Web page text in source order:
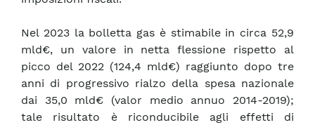
Nel 2023 la bolletta gas è stimabile in circa 52,9
mld€, un valore in netta flessione rispetto al
picco del 2022 (124,4 mld€) raggiunto dopo tre
anni di progressivo rialzo della spesa nazionale
dai 35,0 mld€ (valor medio annuo 2014-2019);
tale risultato è riconducibile agli effetti di